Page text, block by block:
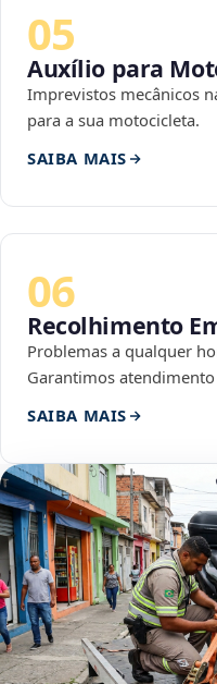
05
Auxílio para
Imprevistos mecânicos
para a sua motocicleta.
SAIBA MAIS
06
Recolhimento
Problemas a qualquer
Garantimos
SAIBA MAIS